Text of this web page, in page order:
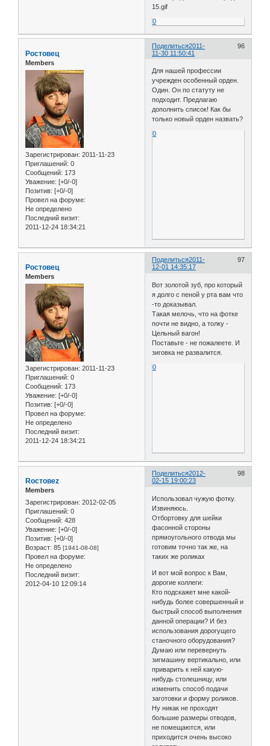
15.gif
0
Поделиться 96
2011-
11-30 11:50:41
Ростовец
Members
Зарегистрирован: 2011-11-23
Приглашений: 0
Сообщений: 173
Уважение: [+0/-0]
Позитив: [+0/-0]
Провел на форуме:
Не определено
Последний визит:
2011-12-24 18:34:21
Для нашей профессии
учрежден особенный орден.
Один. Он по статуту не
подходит. Предлагаю
дополнить список! Как бы
только новый орден назвать?
0
Поделиться 97
2011-
12-01 14:35:17
Ростовец
Members
Зарегистрирован: 2011-11-23
Приглашений: 0
Сообщений: 173
Уважение: [+0/-0]
Позитив: [+0/-0]
Провел на форуме:
Не определено
Последний визит:
2011-12-24 18:34:21
Вот золотой зуб, про который
я долго с пеной у рта вам что
-то доказывал.
Такая мелочь, что на фотке
почти не видно, а толку -
Цельный вагон!
Поставьте - не пожалеете. И
зиговка не развалится.
0
Поделиться 98
2012-
02-15 19:00:23
Roстовеz
Members
Зарегистрирован: 2012-02-05
Приглашений: 0
Сообщений: 428
Уважение: [+0/-0]
Позитив: [+0/-0]
Возраст: 85 [1941-08-08]
Провел на форуме:
Не определено
Последний визит:
2012-04-10 12:09:14
Использовал чужую фотку.
Извиняюсь.
Отбортовку для шейки
фасонной стороны
прямоугольного отвода мы
готовим точно так же, на
таких же роликах
И вот мой вопрос к Вам,
дорогие коллеги:
Кто подскажет мне какой-
нибудь более совершенный и
быстрый способ выполнения
данной операции? И без
использования дорогущего
станочного оборудования?
Думаю или перевернуть
зигмашину вертикально, или
приварить к ней какую-
нибудь столешницу, или
изменить способ подачи
заготовки и форму роликов.
Ну никак не проходят
большие размеры отводов,
не помещаются, или
приходится очень высоко